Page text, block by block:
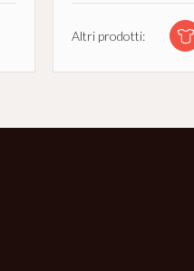
Altri prodotti: